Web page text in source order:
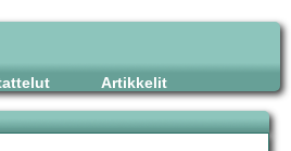
Artikkelit